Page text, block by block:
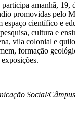
amanhã, 19,
promovidas pelo
espaço científico e
cultura e
vila colonial e
formação
Social/